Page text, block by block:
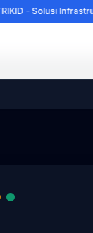
Jaringan